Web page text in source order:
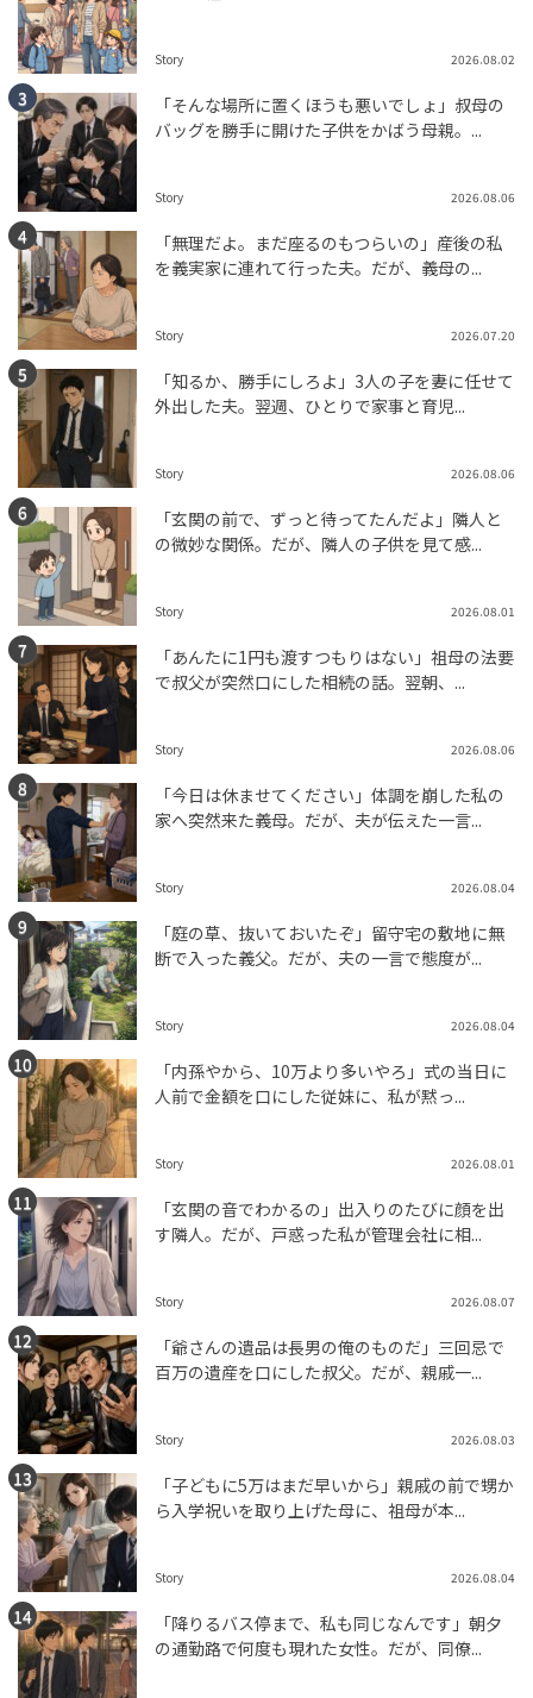
Story 2026.08.02
「そんな場所に置くほうも悪いでしょ」叔母の
バッグを勝手に開けた子供をかばう母親。...
Story 2026.08.06
「無理だよ。まだ座るのもつらいの」産後の私
を義実家に連れて行った夫。だが、義母の...
Story 2026.07.20
「知るか、勝手にしろよ」3人の子を妻に任せて
外出した夫。翌週、ひとりで家事と育児...
Story 2026.08.06
「玄関の前で、ずっと待ってたんだよ」隣人と
の微妙な関係。だが、隣人の子供を見て感...
Story 2026.08.01
「あんたに1円も渡すつもりはない」祖母の法要
で叔父が突然口にした相続の話。翌朝、...
Story 2026.08.06
「今日は休ませてください」体調を崩した私の
家へ突然来た義母。だが、夫が伝えた一言...
Story 2026.08.04
「庭の草、抜いておいたぞ」留守宅の敷地に無
断で入った義父。だが、夫の一言で態度が...
Story 2026.08.04
「内孫やから、10万より多いやろ」式の当日に
人前で金額を口にした従妹に、私が黙っ...
Story 2026.08.01
「玄関の音でわかるの」出入りのたびに顔を出
す隣人。だが、戸惑った私が管理会社に相...
Story 2026.08.07
「爺さんの遺品は長男の俺のものだ」三回忌で
百万の遺産を口にした叔父。だが、親戚一...
Story 2026.08.03
「子どもに5万はまだ早いから」親戚の前で甥か
ら入学祝いを取り上げた母に、祖母が本...
Story 2026.08.04
「降りるバス停まで、私も同じなんです」朝夕
の通勤路で何度も現れた女性。だが、同僚...